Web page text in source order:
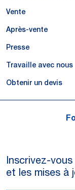
Vente
Après-vente
Presse
Travaille avec nous
Obtenir un devis
Inscrivez-
et les mises à